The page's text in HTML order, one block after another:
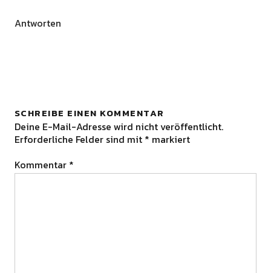
Antworten
SCHREIBE EINEN KOMMENTAR
Deine E-Mail-Adresse wird nicht veröffentlicht.
Erforderliche Felder sind mit * markiert
Kommentar *